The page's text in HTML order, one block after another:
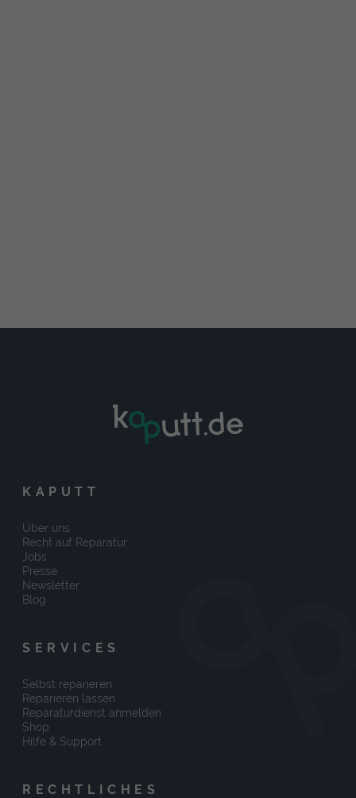
KAPUTT
Über uns
Recht auf Reparatur
Jobs
Presse
Newsletter
Blog
SERVICES
Selbst reparieren
Reparieren lassen
Reparaturdienst anmelden
Shop
Hilfe & Support
RECHTLICHES